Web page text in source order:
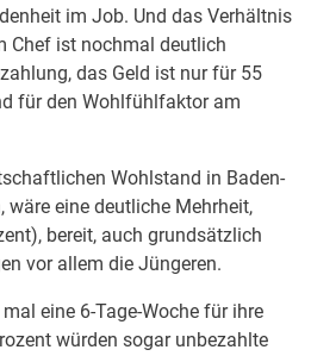
im Job. Und das Verhältnis
Chef ist nochmal deutlich
das Geld ist nur für 55
für den Wohlfühlfaktor am
Wohlstand in Baden-
wäre eine deutliche Mehrheit,
bereit, auch grundsätzlich
vor allem die Jüngeren.
eine 6-Tage-Woche für ihre
würden sogar unbezahlte